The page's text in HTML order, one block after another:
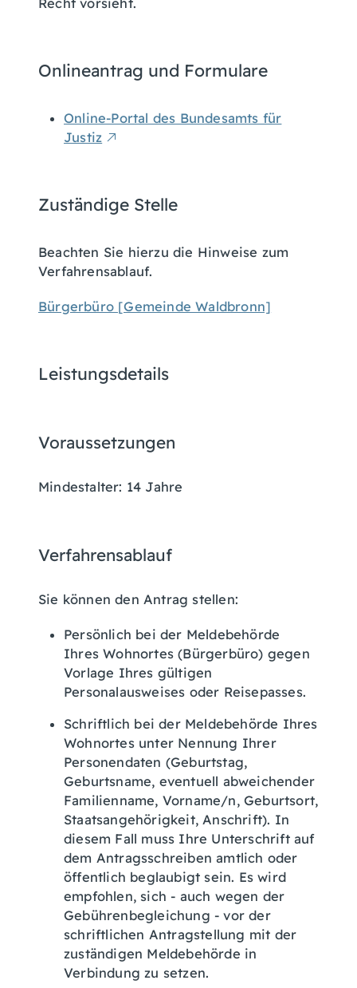
Recht vorsieht.
Onlineantrag und Formulare
Online-Portal des Bundesamts für
Justiz
Zuständige Stelle
Beachten Sie hierzu die Hinweise zum
Verfahrensablauf.
Bürgerbüro [Gemeinde Waldbronn]
Leistungsdetails
Voraussetzungen
Mindestalter: 14 Jahre
Verfahrensablauf
Sie können den Antrag stellen:
Persönlich bei der Meldebehörde
Ihres Wohnortes (Bürgerbüro) gegen
Vorlage Ihres gültigen
Personalausweises oder Reisepasses.
Schriftlich bei der Meldebehörde Ihres
Wohnortes unter Nennung Ihrer
Personendaten (Geburtstag,
Geburtsname, eventuell abweichender
Familienname, Vorname/n, Geburtsort,
Staatsangehörigkeit, Anschrift). In
diesem Fall muss Ihre Unterschrift auf
dem Antragsschreiben amtlich oder
öffentlich beglaubigt sein. Es wird
empfohlen, sich - auch wegen der
Gebührenbegleichung - vor der
schriftlichen Antragstellung mit der
zuständigen Meldebehörde in
Verbindung zu setzen.